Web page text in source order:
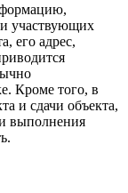
участвующих
его адрес,
Кроме того, в
и сдачи объекта,
выполнения